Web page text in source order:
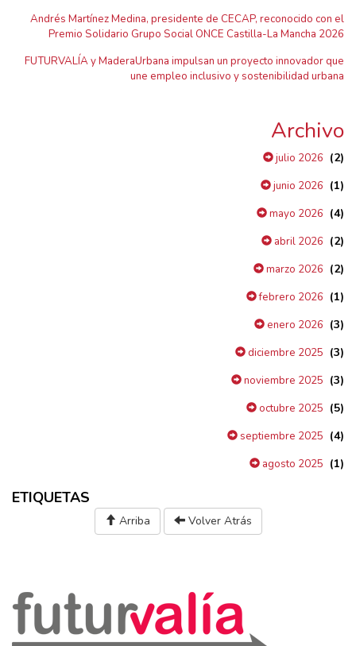
Andrés Martínez Medina, presidente de CECAP, reconocido con el
Premio Solidario Grupo Social ONCE Castilla-La Mancha 2026
FUTURVALÍA y MaderaUrbana impulsan un proyecto innovador que
une empleo inclusivo y sostenibilidad urbana
Archivo
julio 2026 (2)
junio 2026 (1)
mayo 2026 (4)
abril 2026 (2)
marzo 2026 (2)
febrero 2026 (1)
enero 2026 (3)
diciembre 2025 (3)
noviembre 2025 (3)
octubre 2025 (5)
septiembre 2025 (4)
agosto 2025 (1)
ETIQUETAS
Arriba Volver Atrás